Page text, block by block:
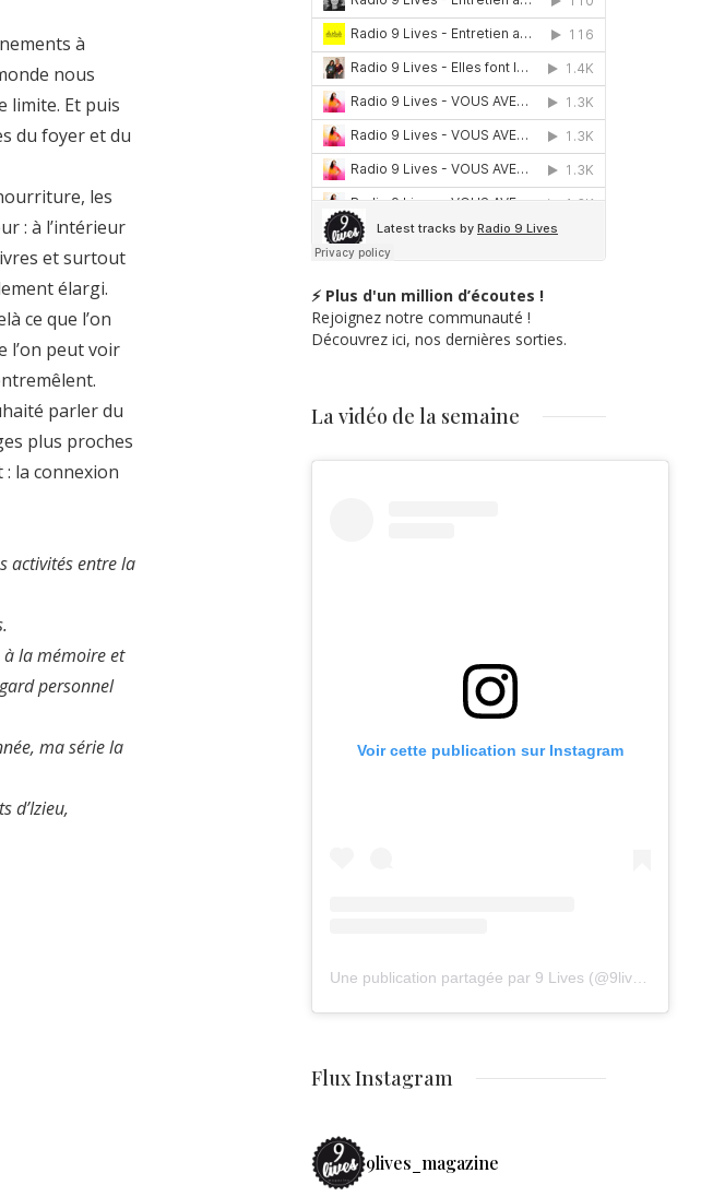
à
nous
limite. Et puis
du foyer et du
les
: à l’intérieur
et surtout
élargi.
ce que l’on
l’on peut voir
parler du
plus proches
la connexion
activités entre la
la mémoire et
personnel
ma série la
d’Izieu,
⚡ Plus d'un million d’écoutes !
Rejoignez notre communauté !
Découvrez ici, nos dernières sorties.
La vidéo de la semaine
Voir cette publication sur Instagram
Flux Instagram
9lives_magazine